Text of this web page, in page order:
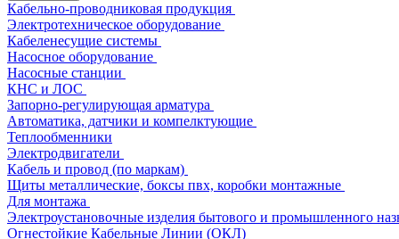
Кабельно-проводниковая продукция
Электротехническое оборудование
Кабеленесущие системы
Насосное оборудование
Насосные станции
КНС и ЛОС
Запорно-регулирующая арматура
Автоматика, датчики и компелктующие
Теплообменники
Электродвигатели
Кабель и провод (по маркам)
Щиты металлические, боксы пвх, коробки монтажные
Для монтажа
Электроустановочные изделия бытового и промышленного
Огнестойкие Кабельные Линии (ОКЛ)